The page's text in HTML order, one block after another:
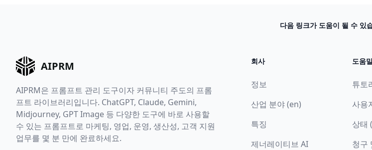
다음 링크가 도움이 될 수 있
AIPRM
AIPRM은 프롬프트 관리 도구이자 커뮤니티 주도의 프롬
프트 라이브러리입니다. ChatGPT, Claude, Gemini,
Midjourney, GPT Image 등 다양한 도구에 바로 사용할
수 있는 프롬프트로 마케팅, 영업, 운영, 생산성, 고객 지원
업무를 몇 분 만에 완료하세요.
회사
정보
산업 분야 (en)
특징
제너레이티브 AI
도움
튜토
사용
상태
청구